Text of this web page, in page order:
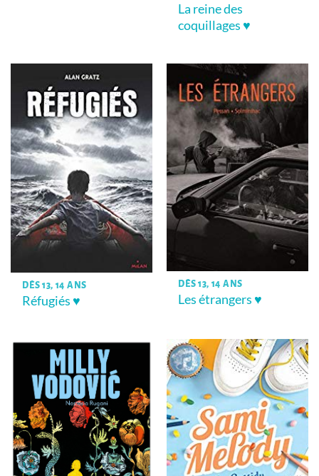
La reine des
coquillages ♥
DÈS 13, 14 ANS
Réfugiés ♥
DÈS 13, 14 ANS
Les étrangers ♥